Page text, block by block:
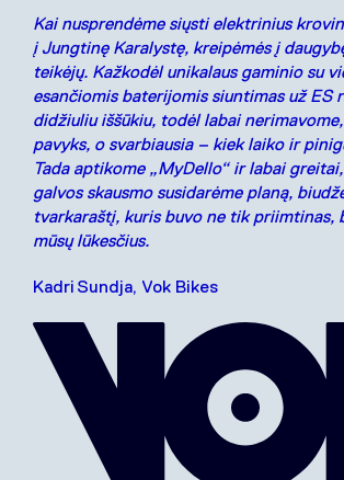
Kai nusprendėme siųsti elektrinius
į Jungtinę Karalystę, kreipėmės į
teikėjų. Kažkodėl unikalaus gaminio su
esančiomis baterijomis siuntimas už ES
didžiuliu iššūkiu, todėl labai
pavyks, o svarbiausia – kiek laiko ir
Tada aptikome „MyDello“ ir labai
galvos skausmo susidarėme planą,
tvarkaraštį, kuris buvo ne tik priimtinas,
mūsų lūkesčius.
Kadri Sundja, Vok Bikes